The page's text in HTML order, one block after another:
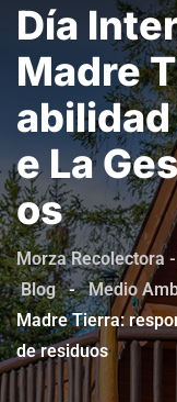
Día
Madre
E La
Os
Morza Recolectora
Blog - Medio
Madre Tierra:
de residuos